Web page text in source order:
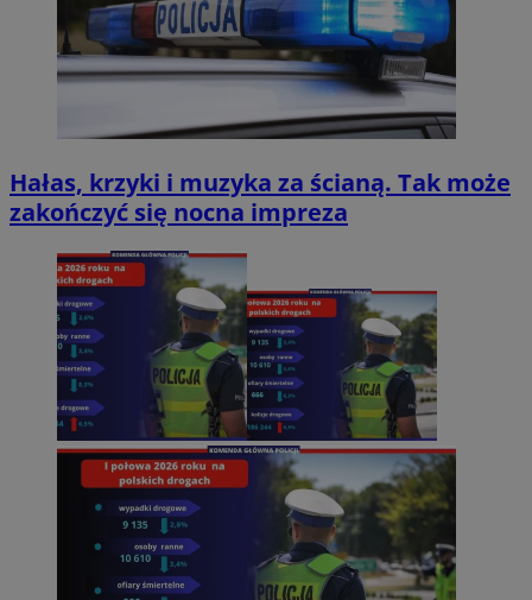
Hałas, krzyki i muzyka za ścianą. Tak może
zakończyć się nocna impreza